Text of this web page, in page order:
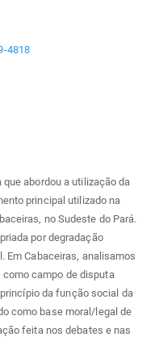
4818
abordou a utilização da
principal utilizado na
no Sudeste do Pará.
por degradação
Em Cabaceiras, analisamos
campo de disputa
da função social da
como base moral/legal de
feita nos debates e nas